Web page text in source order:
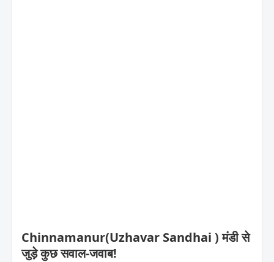
Chinnamanur(Uzhavar Sandhai ) मंडी से
जुड़े कुछ सवाल-जवाब!